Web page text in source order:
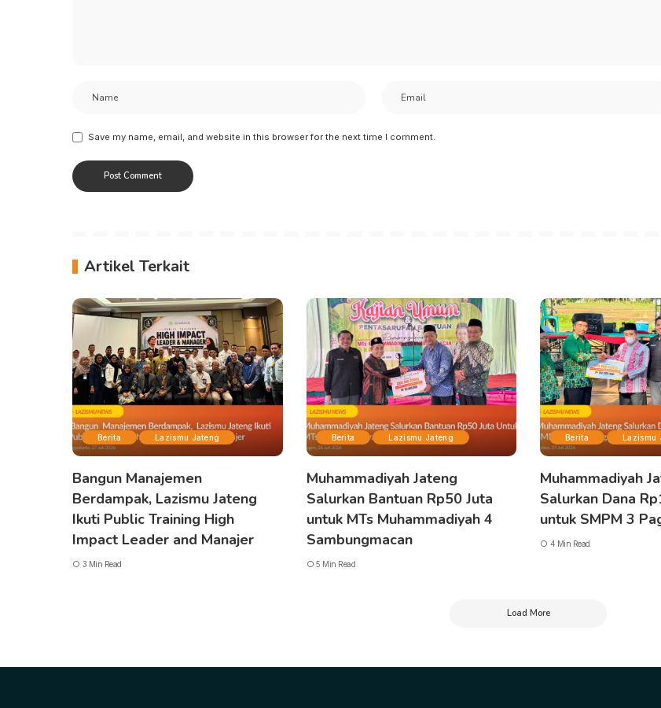
Save my name, email, and website in this browser for the next time I comment.
Artikel Terkait
Berita Lazismu Jateng
Bangun Manajemen
Berdampak, Lazismu Jateng
Ikuti Public Training High
Impact Leader and Manajer
3 Min Read
Berita Lazismu Jateng
Muhammadiyah Jateng
Salurkan Bantuan Rp50 Juta
untuk MTs Muhammadiyah 4
Sambungmacan
5 Min Read
Berita Lazismu
Muhammadiyah
Salurkan Dana
untuk SMPM 3
4 Min Read
Load More